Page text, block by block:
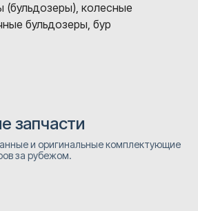
(бульдозеры), колесные
бульдозеры, бур
запчасти
и оригинальные комплектующие
за рубежом.